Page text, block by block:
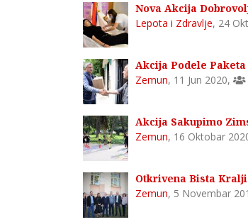
Nova Akcija
Lepota i Zdravlje, 24
Akcija Podele
Zemun, 11 Jun 2020,
Akcija Sakupimo
Zemun, 16 Oktobar
Otkrivena Bista
Zemun, 5 Novembar